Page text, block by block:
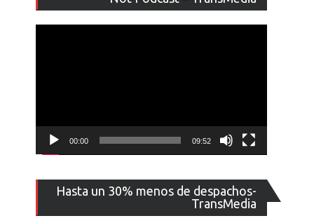
vídeo
00:00 09:52
Hasta un 30% menos de despachos-
TransMedia
de
vídeo